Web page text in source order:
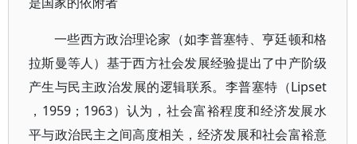
一些西方政治理论家（如李普塞特、亨廷顿和格
拉斯曼等人）基于西方社会发展经验提出了中产阶级
产生与民主政治发展的逻辑联系。李普塞特（Lipset
，1959；1963）认为，社会富裕程度和经济发展水
平与政治民主之间高度相关，经济发展和社会富裕意